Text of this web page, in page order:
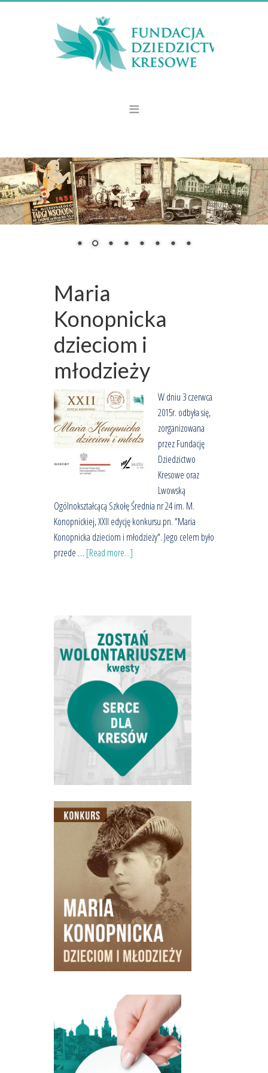
Maria
Konopnicka
dzieciom i
młodzieży
W dniu 3 czerwca
2015r. odbyła się,
zorganizowana
przez Fundację
Dziedzictwo
Kresowe oraz
Lwowską
Ogólnokształcącą Szkołę Średnia nr 24 im. M.
Konopnickiej, XXII edycję konkursu pn. "Maria
Konopnicka dzieciom i młodzieży". Jego celem było
przede … [Read more...]